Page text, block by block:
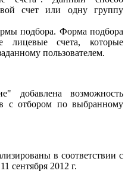
счет или одну группу
подбора. Форма подбора
лицевые счета, которые
пользователем.
добавлена возможность
с отбором по выбранному
в соответствии с
сентября 2012 г.